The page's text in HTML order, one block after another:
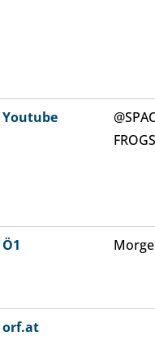
Youtube
FROGS
Ö1
orf.at